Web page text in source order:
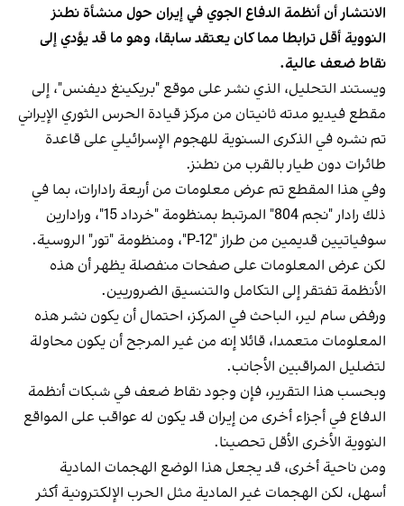
الانتشار أن أنظمة الدفاع الجوي في إيران حول منشأة نطنز
النووية أقل ترابطا مما كان يعتقد سابقا، وهو ما قد يؤدي إلى
نقاط ضعف عالية.
ويستند التحليل، الذي نشر على موقع "بريكينغ ديفنس"، إلى
مقطع فيديو مدته ثانيتان من مركز قيادة الحرس الثوري الإيراني
تم نشره في الذكرى السنوية للهجوم الإسرائيلي على قاعدة
طائرات دون طيار بالقرب من نطنز.
وفي هذا المقطع تم عرض معلومات من أربعة رادارات، بما في
ذلك رادار "نجم 804" المرتبط بمنظومة "خرداد 15"، ورادارين
سوفياتيين قديمين من طراز "P-12"، ومنظومة "تور" الروسية.
لكن عرض المعلومات على صفحات منفصلة يظهر أن هذه
الأنظمة تفتقر إلى التكامل والتنسيق الضروريين.
ورفض سام لير، الباحث في المركز، احتمال أن يكون نشر هذه
المعلومات متعمدا، قائلا إنه من غير المرجح أن يكون محاولة
لتضليل المراقبين الأجانب.
وبحسب هذا التقرير، فإن وجود نقاط ضعف في شبكات أنظمة
الدفاع في أجزاء أخرى من إيران قد يكون له عواقب على المواقع
النووية الأخرى الأقل تحصينا.
ومن ناحية أخرى، قد يجعل هذا الوضع الهجمات المادية
أسهل، لكن الهجمات غير المادية مثل الحرب الإلكترونية أكثر